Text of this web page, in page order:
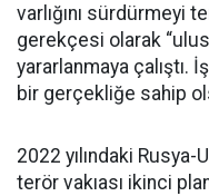
varlığını sürdürmeyi
gerekçesi olarak
yararlanmaya çalıştı.
bir gerçekliğe sahip
2022 yılındaki Rusya-
terör vakıası ikinci